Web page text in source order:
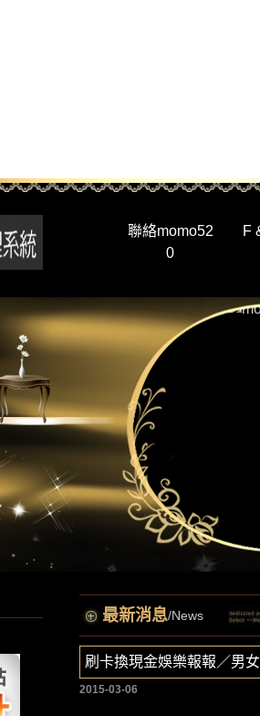
聯絡momo52
0
F
最新消息/News
刷卡換現金娛樂報報／男
2015-03-06